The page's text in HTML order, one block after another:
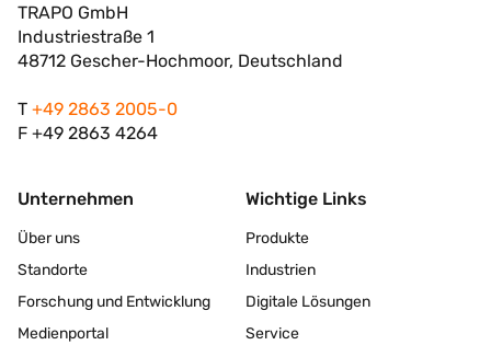
TRAPO GmbH
Industriestraße 1
48712 Gescher-Hochmoor, Deutschland
T +49 2863 2005-0
F +49 2863 4264
Unternehmen
Über uns
Standorte
Forschung und Entwicklung
Medienportal
Wichtige Links
Produkte
Industrien
Digitale Lösungen
Service